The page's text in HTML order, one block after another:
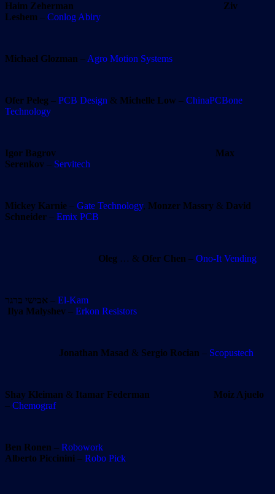
Haim Zeherman
Ziv
Leshem – Conlog Abiry
Michael Glozman – Agro Motion Systems
Ofer Peleg – PCB Design & Michelle Low – ChinaPCBone
Technology
Igor Bagrov
Max
Serenkov – Servitech
Mickey Karnie – Gate Technology, Monzer Massry & David
Schneider – Emix PCB
Oleg … & Ofer Chen – Ono-It Vending
אבישי ברגר – El-Kam
Ilya Malyshev – Erkon Resistors
Jonathan Masad & Sergio Rocian – Scopustech
Shay Kleiman & Itamar Federman
Moiz Ajuelo
– Chemograf
Ben Ronen – Robowork
Alberto Piccinini – Robo Pick